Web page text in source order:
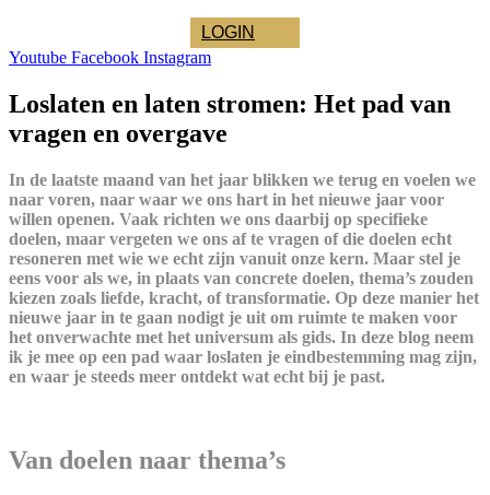
LOGIN
Youtube Facebook Instagram
Loslaten en laten stromen: Het pad van
vragen en overgave
In de laatste maand van het jaar blikken we terug en voelen we
naar voren, naar waar we ons hart in het nieuwe jaar voor
willen openen. Vaak richten we ons daarbij op specifieke
doelen, maar vergeten we ons af te vragen of die doelen echt
resoneren met wie we echt zijn vanuit onze kern. Maar stel je
eens voor als we, in plaats van concrete doelen, thema’s zouden
kiezen zoals liefde, kracht, of transformatie. Op deze manier het
nieuwe jaar in te gaan nodigt je uit om ruimte te maken voor
het onverwachte met het universum als gids. In deze blog neem
ik je mee op een pad waar loslaten je eindbestemming mag zijn,
en waar je steeds meer ontdekt wat echt bij je past.
Van doelen naar thema’s